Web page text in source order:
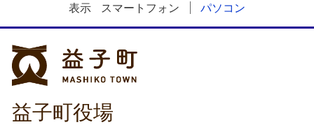
表示 スマートフォン パソコン
益子町役場